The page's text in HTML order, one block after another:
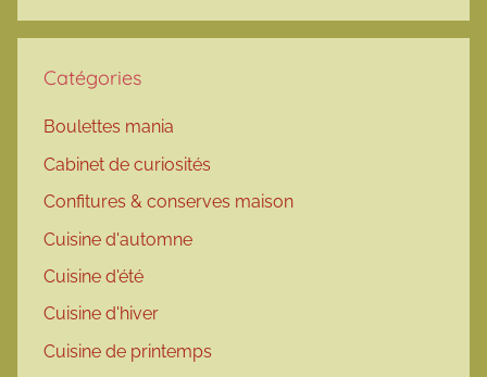
Catégories
Boulettes mania
Cabinet de curiosités
Confitures & conserves maison
Cuisine d'automne
Cuisine d'été
Cuisine d'hiver
Cuisine de printemps